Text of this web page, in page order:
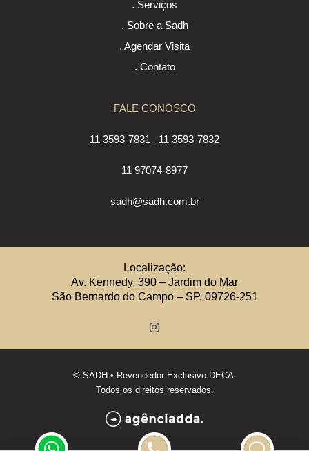
. Serviços
. Sobre a Sadh
. Agendar Visita
. Contato
FALE CONOSCO
11 3593-7831 11 3593-7832
11 97074-8977
sadh@sadh.com.br
Localização:
Av. Kennedy, 390 – Jardim do Mar
São Bernardo do Campo – SP, 09726-251
© SADH • Revendedor Exclusivo DECA.
Todos os direitos reservados.